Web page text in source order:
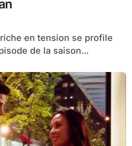
de la saison...